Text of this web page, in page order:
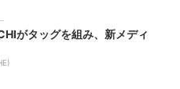
がタッグを組み、新メディ